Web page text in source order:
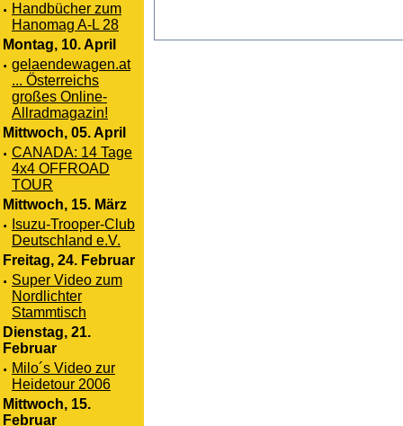
· Handbücher zum
Hanomag A-L 28
Montag, 10. April
· gelaendewagen.at
... Österreichs
großes Online-
Allradmagazin!
Mittwoch, 05. April
· CANADA: 14 Tage
4x4 OFFROAD
TOUR
Mittwoch, 15. März
· Isuzu-Trooper-Club
Deutschland e.V.
Freitag, 24. Februar
· Super Video zum
Nordlichter
Stammtisch
Dienstag, 21.
Februar
· Milo´s Video zur
Heidetour 2006
Mittwoch, 15.
Februar